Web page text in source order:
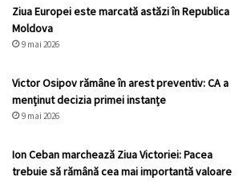
Ziua Europei este marcată astăzi în Republica
Moldova
9 mai 2026
Victor Osipov rămâne în arest preventiv: CA a
menținut decizia primei instanțe
9 mai 2026
Ion Ceban marchează Ziua Victoriei: Pacea
trebuie să rămână cea mai importantă valoare